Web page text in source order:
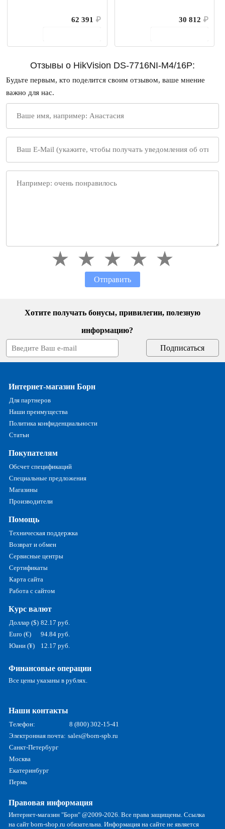
62 391 ₽
30 812 ₽
Отзывы о HikVision DS-7716NI-M4/16P:
Будьте первым, кто поделится своим отзывом, ваше мнение
важно для нас.
Отправить
Хотите получать бонусы, привилегии, полезную
информацию?
Интернет-магазин Борн
Для партнеров
Наши преимущества
Политика конфиденциальности
Статьи
Покупателям
Обсчет спецификаций
Специальные предложения
Магазины
Производители
Помощь
Техническая поддержка
Возврат и обмен
Сервисные центры
Сертификаты
Карта сайта
Работа с сайтом
Курс валют
Доллар ($) 82.17 руб.
Euro (€)
94.84 руб.
Юани (¥)
12.17 руб.
Финансовые операции
Все цены указаны в рублях.
Наши контакты
Телефон:
8 (800) 302-15-41
Электронная почта: sales@born-spb.ru
Санкт-Петербург
Москва
Екатеринбург
Пермь
Правовая информация
Интернет-магазин "Борн" @2009-2026. Все права защищены. Ссылка
на сайт born-shop.ru обязательна. Информация на сайте не является